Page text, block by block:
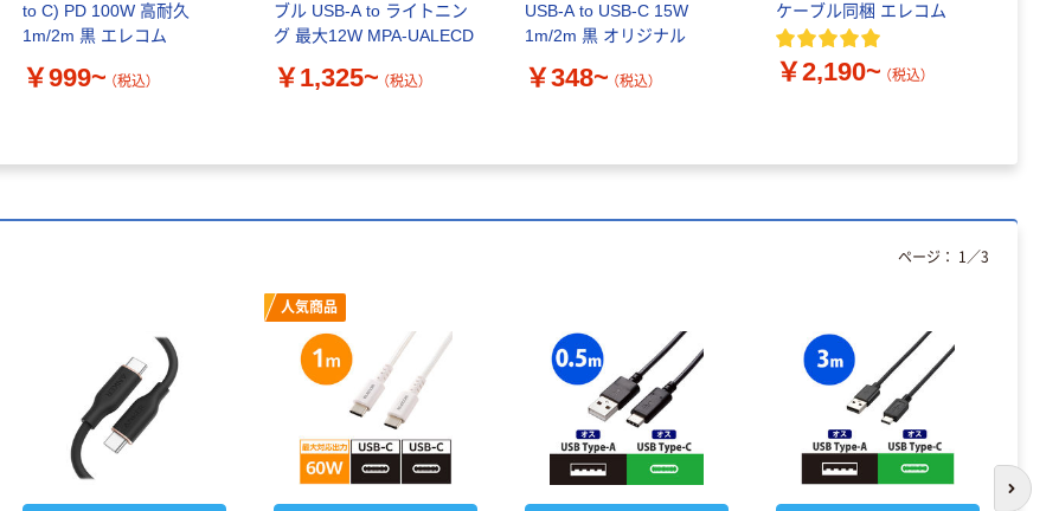
to C) PD 100W 高耐久
1m/2m 黒 エレコム
￥999~ （税込）
ブル USB-A to ライトニン
グ 最大12W MPA-UALECD
￥1,325~ （税込）
USB-A to USB-C 15W
1m/2m 黒 オリジナル
￥348~ （税込）
ケーブル同梱 エレコム
￥2,190~ （税込）
人気商品
ページ： 1 ／3
次